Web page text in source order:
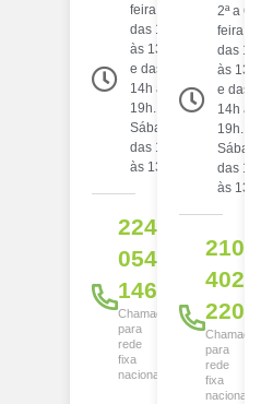
feira
das 10h
às 13h
e das
14h às
19h.
Sábado:
das 10h
às 13h
224
054
146
Chamada
para
rede
fixa
nacional
2ª a 6ª
feira
das 10h
às 13h
e das
14h às
19h.
Sábado:
das 10h
às 13h
210
402
220
Chamada
para
rede
fixa
nacional